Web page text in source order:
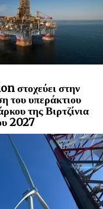
στοχεύει στην
του υπεράκτιου
της Βιρτζίνια
2027